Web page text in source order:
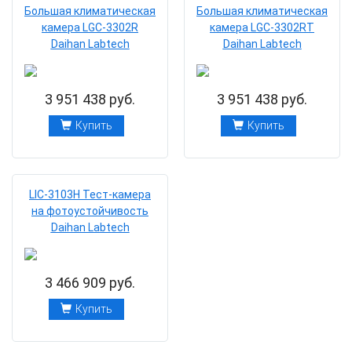
Большая климатическая
камера LGC-3302R
Daihan Labtech
3 951 438 руб.
Купить
Большая климатическая
камера LGC-3302RТ
Daihan Labtech
3 951 438 руб.
Купить
LIC-3103H Тест-камера
на фотоустойчивость
Daihan Labtech
3 466 909 руб.
Купить